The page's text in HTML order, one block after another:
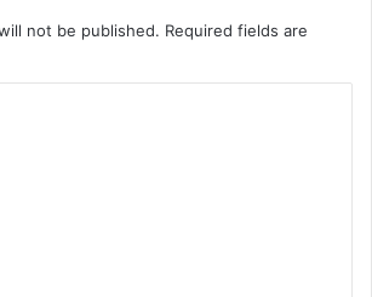
not be published. Required fields are